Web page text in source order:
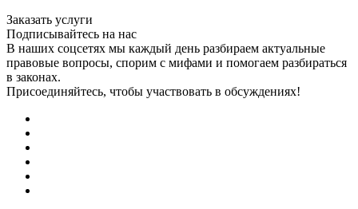
Заказать услуги
Подписывайтесь на нас
В наших соцсетях мы каждый день разбираем актуальные
правовые вопросы, спорим с мифами и помогаем разбираться
в законах.
Присоединяйтесь, чтобы участвовать в обсуждениях!